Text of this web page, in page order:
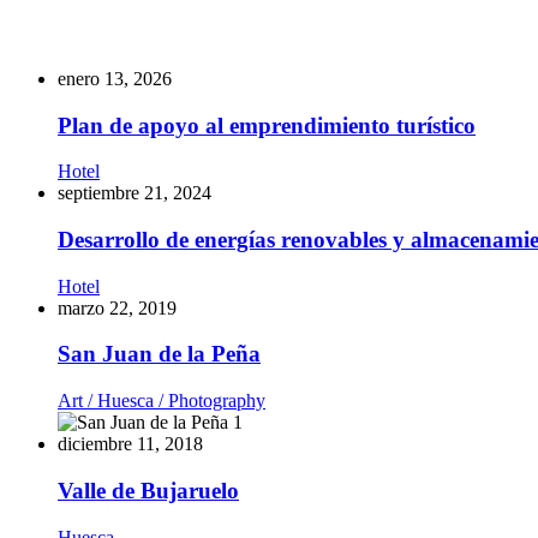
enero 13, 2026
Plan de apoyo al emprendimiento turístico
Hotel
septiembre 21, 2024
Desarrollo de energías renovables y
Hotel
marzo 22, 2019
San Juan de la Peña
Art /Huesca /Photography
diciembre 11, 2018
Valle de Bujaruelo